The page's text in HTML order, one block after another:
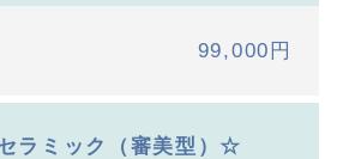
99,000円
ラミック（審美型）☆